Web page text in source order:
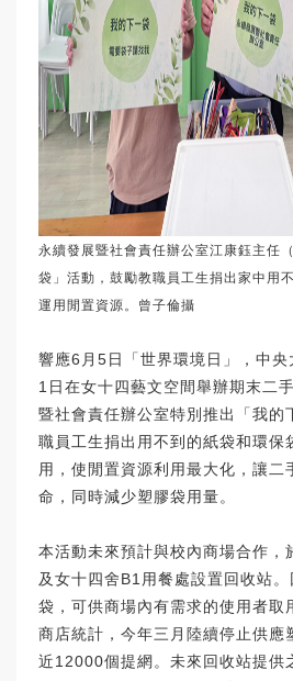
永續發展暨社會責任辦公室江康鈺主任
袋」活動，鼓勵教職員工生捐出家中用
運用閒置資源。曾子倫攝
響應6月5日「世界環境日」，中
1日在女十四藝文空間舉辦期末二
暨社會責任辦公室特別推出「我的
職員工生捐出用不到的紙袋和環保
用，使閒置資源利用最大化，讓二
命，同時減少塑膠袋用量。
本活動未來預計與校內商場合作，
及女十四舍B1用餐處設置回收站
袋，可供商場內有需求的使用者取
商店統計，今年三月陸續停止供應
近12000個提網。未來回收站提供